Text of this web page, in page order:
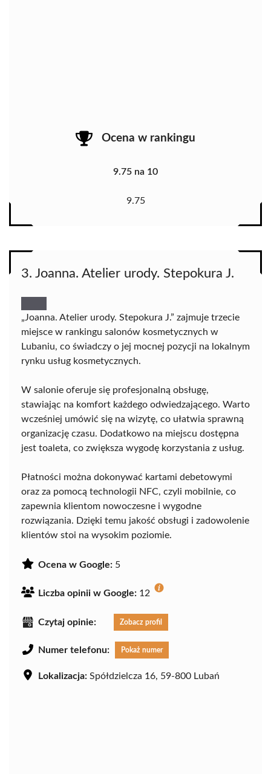
Ocena w rankingu
9.75 na 10
9.75
3. Joanna. Atelier urody. Stepokura J.
„Joanna. Atelier urody. Stepokura J.” zajmuje trzecie
miejsce w rankingu salonów kosmetycznych w
Lubaniu, co świadczy o jej mocnej pozycji na lokalnym
rynku usług kosmetycznych.
W salonie oferuje się profesjonalną obsługę,
stawiając na komfort każdego odwiedzającego. Warto
wcześniej umówić się na wizytę, co ułatwia sprawną
organizację czasu. Dodatkowo na miejscu dostępna
jest toaleta, co zwiększa wygodę korzystania z usług.
Płatności można dokonywać kartami debetowymi
oraz za pomocą technologii NFC, czyli mobilnie, co
zapewnia klientom nowoczesne i wygodne
rozwiązania. Dzięki temu jakość obsługi i zadowolenie
klientów stoi na wysokim poziomie.
Ocena w Google: 5
Liczba opinii w Google: 12
Czytaj opinie: Zobacz profil
Numer telefonu: Pokaż numer
Lokalizacja: Spółdzielcza 16, 59-800 Lubań